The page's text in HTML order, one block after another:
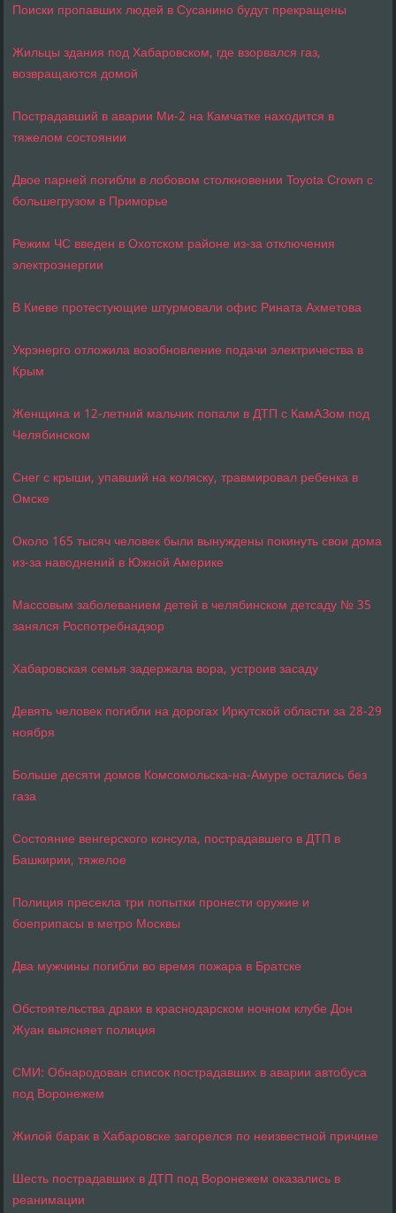
Поиски пропавших людей в Сусанино будут прекращены
Жильцы здания под Хабаровском, где взорвался газ,
возвращаются домой
Пострадавший в аварии Ми-2 на Камчатке находится в
тяжелом состоянии
Двое парней погибли в лобовом столкновении Toyota Crown с
большегрузом в Приморье
Режим ЧС введен в Охотском районе из-за отключения
электроэнергии
В Киеве протестующие штурмовали офис Рината Ахметова
Укрэнерго отложила возобновление подачи электричества в
Крым
Женщина и 12-летний мальчик попали в ДТП с КамАЗом под
Челябинском
Снег с крыши, упавший на коляску, травмировал ребенка в
Омске
Около 165 тысяч человек были вынуждены покинуть свои дома
из-за наводнений в Южной Америке
Массовым заболеванием детей в челябинском детсаду № 35
занялся Роспотребнадзор
Хабаровская семья задержала вора, устроив засаду
Девять человек погибли на дорогах Иркутской области за 28-29
ноября
Больше десяти домов Комсомольска-на-Амуре остались без
газа
Состояние венгерского консула, пострадавшего в ДТП в
Башкирии, тяжелое
Полиция пресекла три попытки пронести оружие и
боеприпасы в метро Москвы
Два мужчины погибли во время пожара в Братске
Обстоятельства драки в краснодарском ночном клубе Дон
Жуан выясняет полиция
СМИ: Обнародован список пострадавших в аварии автобуса
под Воронежем
Жилой барак в Хабаровске загорелся по неизвестной причине
Шесть пострадавших в ДТП под Воронежем оказались в
реанимации